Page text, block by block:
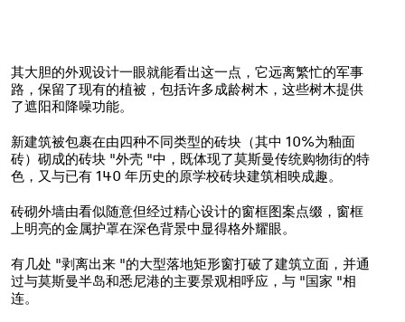
其大胆的外观设计一眼就能看出这一点，它远离繁忙的军事
路，保留了现有的植被，包括许多成龄树木，这些树木提供
了遮阳和降噪功能。
新建筑被包裹在由四种不同类型的砖块（其中 10%为釉面
砖）砌成的砖块 "外壳 "中，既体现了莫斯曼传统购物街的特
色，又与已有 140 年历史的原学校砖块建筑相映成趣。
砖砌外墙由看似随意但经过精心设计的窗框图案点缀，窗框
上明亮的金属护罩在深色背景中显得格外耀眼。
有几处 "剥离出来 "的大型落地矩形窗打破了建筑立面，并通
过与莫斯曼半岛和悉尼港的主要景观相呼应，与 "国家 "相
连。